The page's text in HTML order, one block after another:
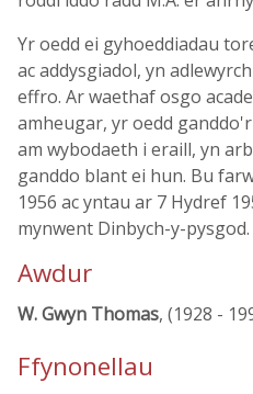
Yr oedd ei gyhoeddiadau
ac addysgiadol, yn
effro. Ar waethaf osgo
amheugar, yr oedd
am wybodaeth i eraill, yn
ganddo blant ei hun. Bu
1956 ac yntau ar 7 Hydref
mynwent Dinbych-y-pysgod.
Awdur
W. Gwyn Thomas, (1928 -
Ffynonellau